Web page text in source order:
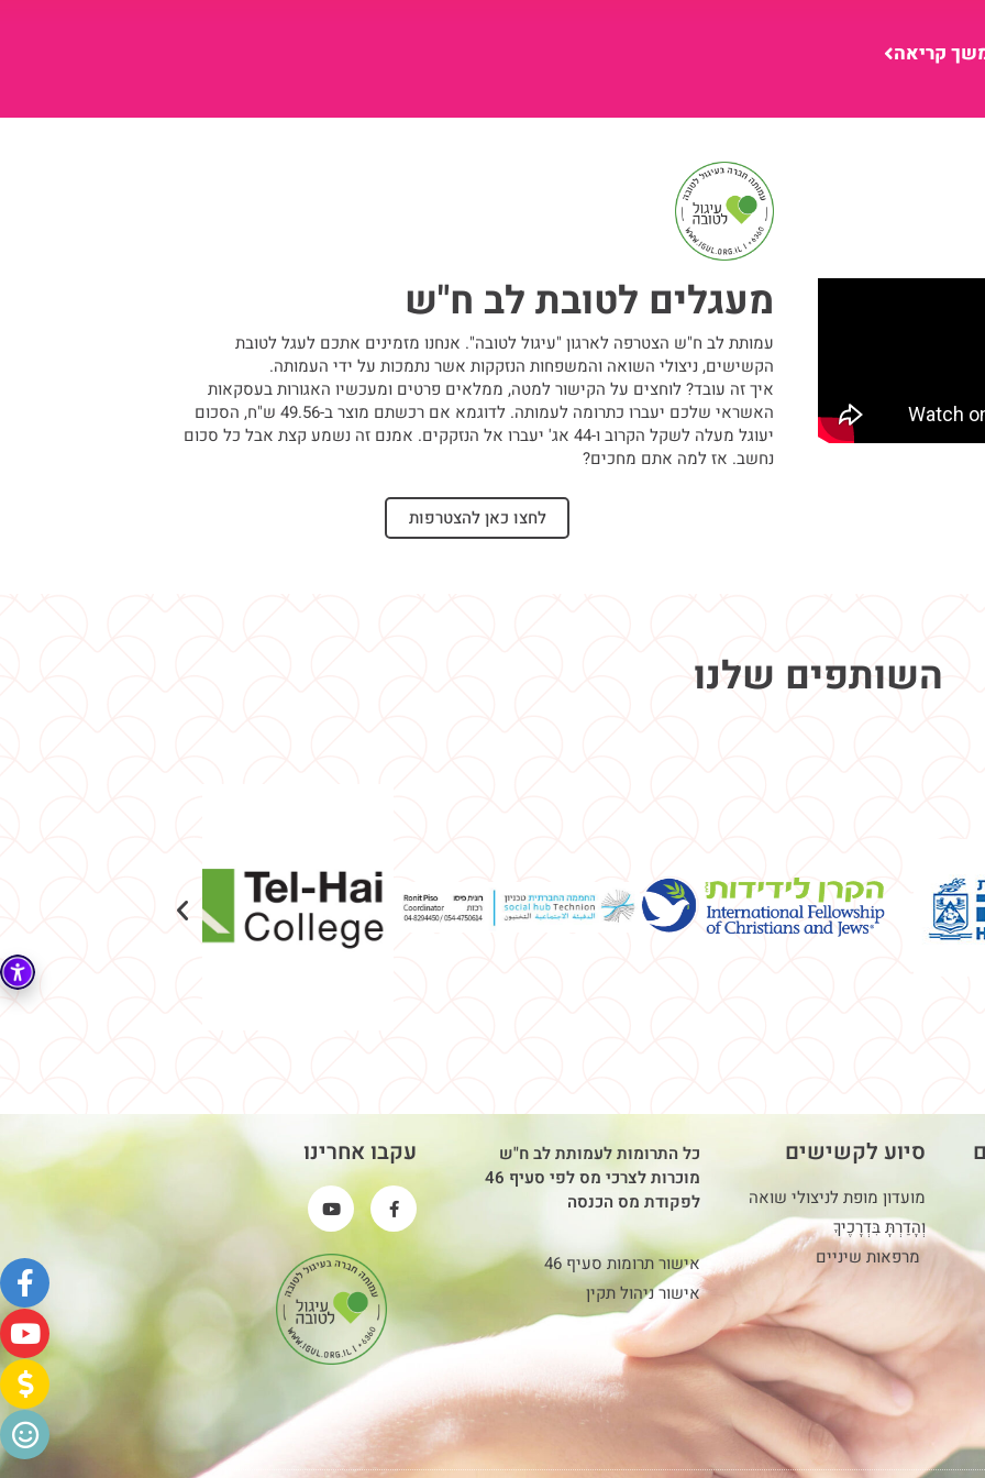
קריאה
מעגלים לטובת לב ח"ש
עמותת לב ח"ש הצטרפה לארגון "עיגול לטובה". אנחנו מזמינים אתכם לעגל לטובת
הקשישים, ניצולי השואה והמשפחות הנזקקות אשר נתמכות על ידי העמותה.
איך זה עובד? לוחצים על הקישור למטה, ממלאים פרטים ומעכשיו האגורות בעסקאות
האשראי שלכם יעברו כתרומה לעמותה. לדוגמא אם רכשתם מוצר ב-49.56 ש"ח, הסכום
יעוגל מעלה לשקל הקרוב ו-44 אג' יעברו אל הנזקקים. אמנם זה נשמע קצת אבל כל סכום
נחשב. אז למה אתם מחכים?
לחצו כאן להצטרפות
השותפים שלנו
סיוע לקשישים
מועדון מופת לניצולי שואה
וְהָדַרְתָּ בִּדְרָכֶיךָ
מרפאות שיניים
כל התרומות לעמותת לב ח"ש
מוכרות לצרכי מס לפי סעיף 46
לפקודת מס הכנסה
אישור תרומות סעיף 46
אישור ניהול תקין
עקבו אחרינו